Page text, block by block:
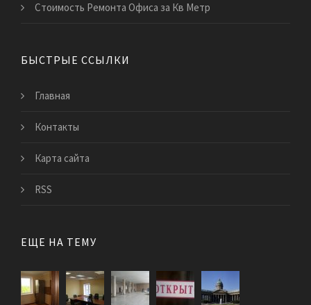
Стоимость Ремонта Офиса за Кв Метр
БЫСТРЫЕ ССЫЛКИ
Главная
Контакты
Карта сайта
RSS
ЕЩЕ НА ТЕМУ